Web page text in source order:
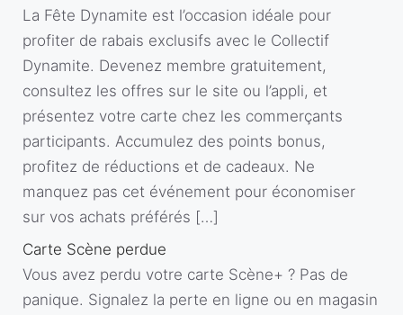
La Fête Dynamite est l’occasion idéale pour
profiter de rabais exclusifs avec le Collectif
Dynamite. Devenez membre gratuitement,
consultez les offres sur le site ou l’appli, et
présentez votre carte chez les commerçants
participants. Accumulez des points bonus,
profitez de réductions et de cadeaux. Ne
manquez pas cet événement pour économiser
sur vos achats préférés […]
Carte Scène perdue
Vous avez perdu votre carte Scène+ ? Pas de
panique. Signalez la perte en ligne ou en magasin